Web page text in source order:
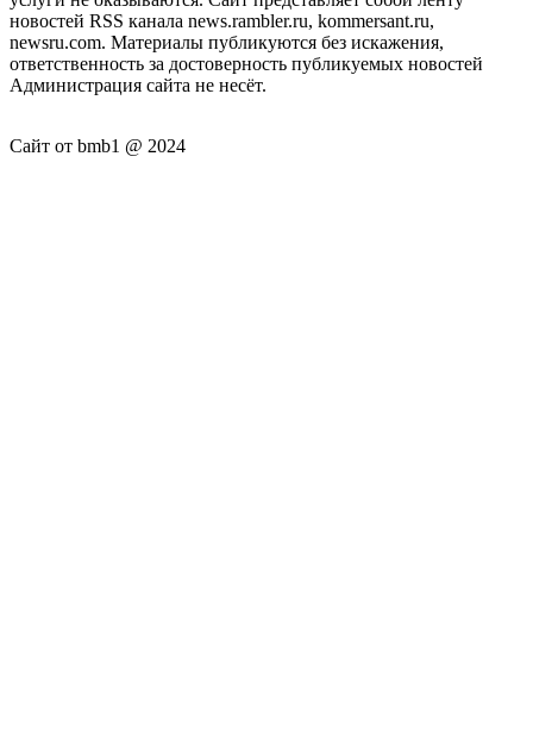
новостей RSS канала news.rambler.ru, kommersant.ru,
newsru.com. Материалы публикуются без искажения,
ответственность за достоверность публикуемых новостей
Администрация сайта не несёт.
Сайт от bmb1 @ 2024